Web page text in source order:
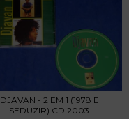
DJAVAN - 2 EM 1 (1978 E
SEDUZIR) CD 2003